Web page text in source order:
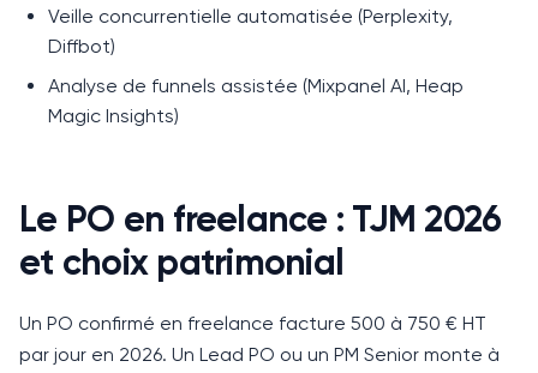
Veille concurrentielle automatisée (Perplexity,
Diffbot)
Analyse de funnels assistée (Mixpanel AI, Heap
Magic Insights)
Le PO en freelance : TJM 2026
et choix patrimonial
Un PO confirmé en freelance facture 500 à 750 € HT
par jour en 2026. Un Lead PO ou un PM Senior monte à